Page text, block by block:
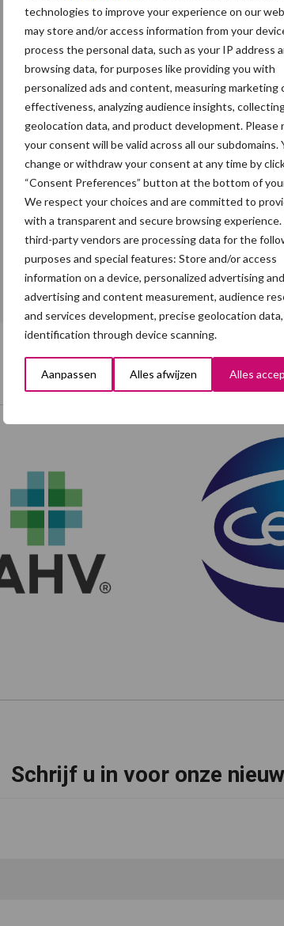
technologies to improve your experience on our
may store and/or access information from your
process the personal data, such as your IP address
browsing data, for purposes like providing you with
personalized ads and content, measuring marketing
effectiveness, analyzing audience insights,
geolocation data, and product development. Please
your consent will be valid across all our subdomains.
change or withdraw your consent at any time by
“Consent Preferences” button at the bottom of
We respect your choices and are committed to
with a transparent and secure browsing
third-party vendors are processing data for the
purposes and special features: Store and/or access
information on a device, personalized advertising
advertising and content measurement, audience
and services development, precise geolocation data,
identification through device scanning.
Aanpassen Alles afwijzen Alles
Eliminatieprotocol voor
Mycoplasma hyopneumoniae
Toon meer
Schrijf u in voor onze